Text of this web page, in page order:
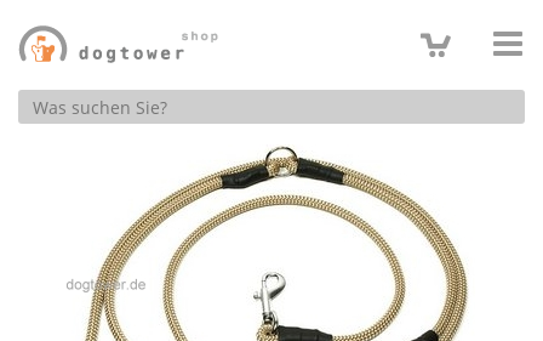
Produktsuche